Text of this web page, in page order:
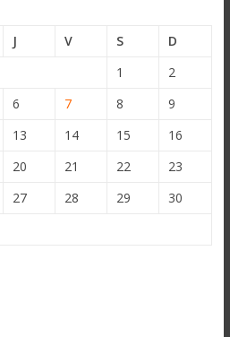
J V S
D
1
2
6 7 8
9
13 14 15
16
20 21 22
23
27 28 29
30